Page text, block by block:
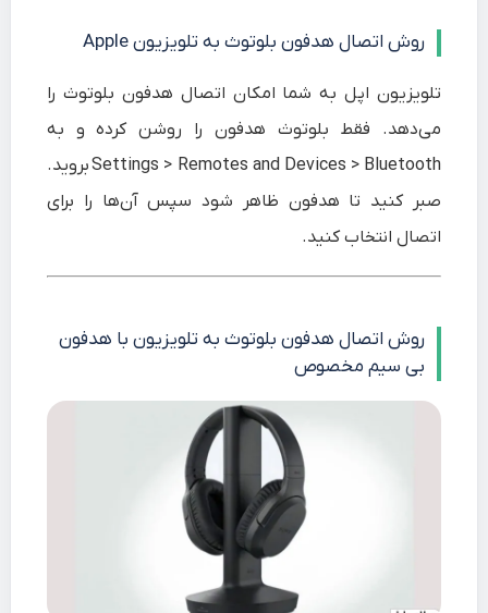
روش اتصال هدفون بلوتوث به تلویزیون Apple
تلویزیون اپل به شما امکان اتصال هدفون بلوتوث را
می‌دهد. فقط بلوتوث هدفون را روشن کرده و به
Settings > Remotes and Devices > Bluetoothبروید.
صبر کنید تا هدفون ظاهر شود سپس آن‌‌ها را برای
اتصال انتخاب کنید.
روش اتصال هدفون بلوتوث به تلویزیون با هدفون
بی سیم مخصوص